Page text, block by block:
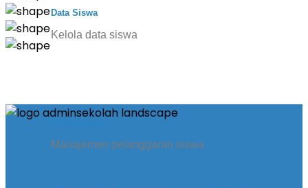
Data Siswa
Kelola data siswa
Manajemen pelanggaran siswa